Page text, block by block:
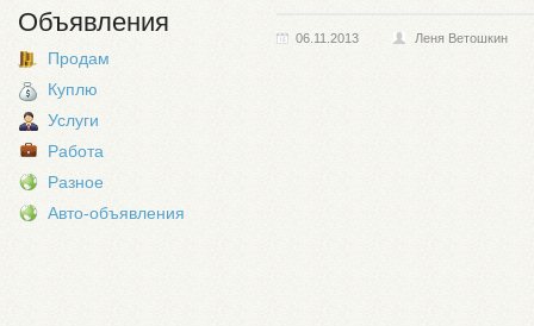
Объявления
Продам
Куплю
Услуги
Работа
Разное
Авто-объявления
06.11.2013 Леня Ветошкин